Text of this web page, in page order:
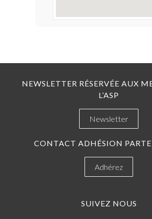
NEWSLETTER RÉSERVÉE AUX
L’ASP
Newsletter
CONTACT ADHÉSION
Adhérez
SUIVEZ NOUS